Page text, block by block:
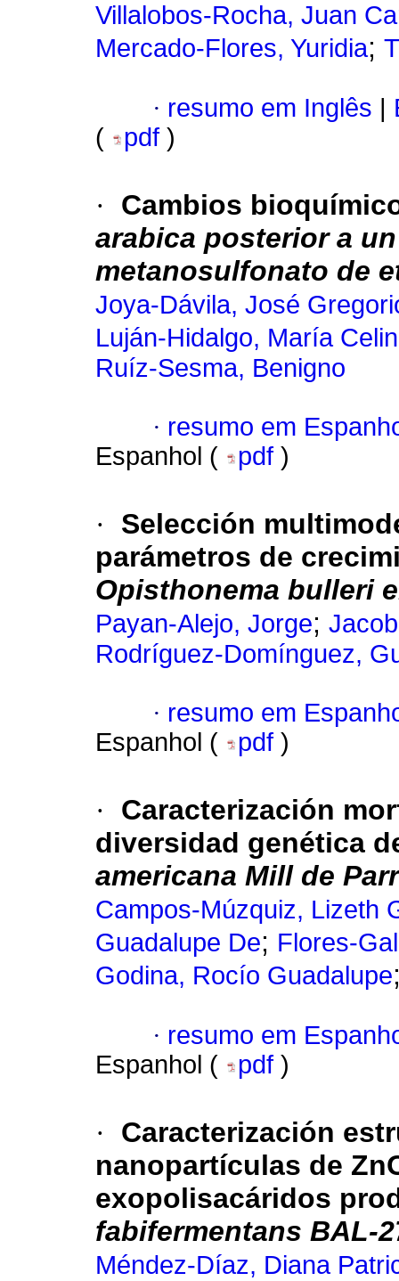
Villalobos-Rocha, Juan
Mercado-Flores, Yuridia;
· resumo em Inglês
(
pdf )
·
Cambios
arabica posterior a
metanosulfonato de
Joya-Dávila, José
Luján-Hidalgo, María
Ruíz-Sesma, Benigno
· resumo em
Espanhol (
pdf )
·
Selección
parámetros de
Opisthonema bulleri
Payan-Alejo, Jorge;
Rodríguez-Domínguez,
· resumo em
Espanhol (
pdf )
·
Caracterización
diversidad genética
americana Mill de
Campos-Múzquiz, Lizeth
Guadalupe De; Flores-
Godina, Rocío Guadalupe
· resumo em
Espanhol (
pdf )
·
Caracterización
nanopartículas de
exopolisacáridos
fabifermentans BAL-
Méndez-Díaz, Diana